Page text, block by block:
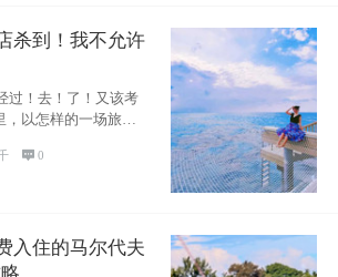
杀到！我不允许
过！去！了！又该考
以怎样的一场旅行
0
入住的马尔代夫